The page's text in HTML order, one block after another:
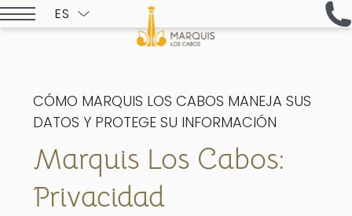
ES
CÓMO MARQUIS LOS CABOS MANEJA SUS
DATOS Y PROTEGE SU INFORMACIÓN
Marquis Los Cabos:
Privacidad